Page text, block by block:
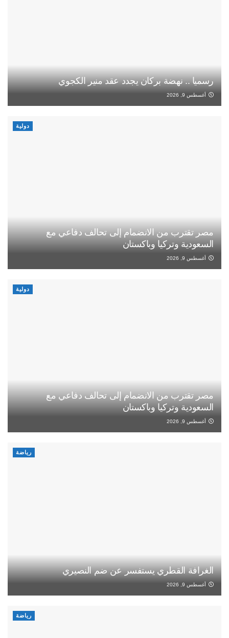
رسميا .. نهضة بركان يجدد عقد منير الكجوي
أغسطس 9, 2026
دولية
مصر تقترب من الانضمام إلى تحالف دفاعي مع
السعودية وتركيا وباكستان
أغسطس 9, 2026
دولية
مصر تقترب من الانضمام إلى تحالف دفاعي مع
السعودية وتركيا وباكستان
أغسطس 9, 2026
رياضة
الغرافة القطري يستفسر عن ضم النصيري
أغسطس 9, 2026
رياضة